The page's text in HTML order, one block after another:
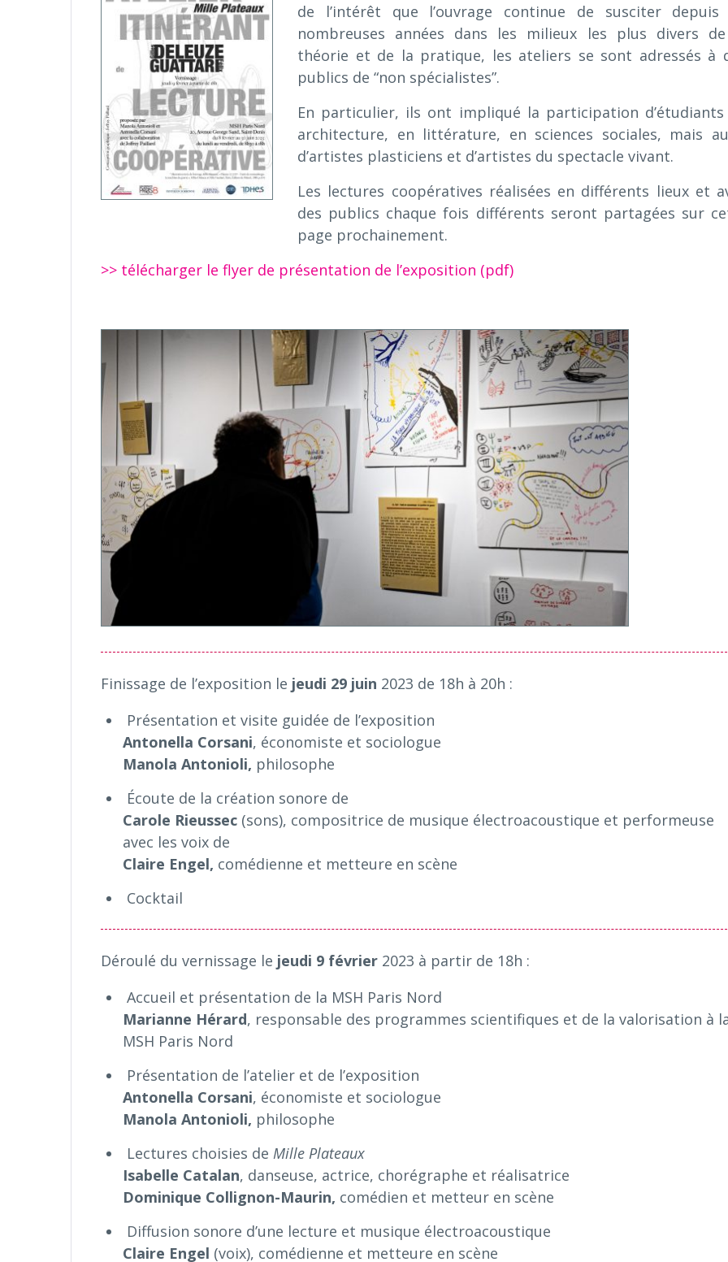
de l’intérêt que l’ouvrage continue de susciter depuis
nombreuses années dans les milieux les plus divers
théorie et de la pratique, les ateliers se sont adressés à
publics de “non spécialistes”.
En particulier, ils ont impliqué la participation d’étudiants
architecture, en littérature, en sciences sociales, mais
d’artistes plasticiens et d’artistes du spectacle vivant.
Les lectures coopératives réalisées en différents lieux et
des publics chaque fois différents seront partagées sur
page prochainement.
>> télécharger le flyer de présentation de l’exposition (pdf)
Finissage de l’exposition le jeudi 29 juin 2023 de 18h à 20h :
Présentation et visite guidée de l’exposition
Antonella Corsani, économiste et sociologue
Manola Antonioli, philosophe
Écoute de la création sonore de
Carole Rieussec (sons), compositrice de musique électroacoustique et performeuse
avec les voix de
Claire Engel, comédienne et metteure en scène
Cocktail
Déroulé du vernissage le jeudi 9 février 2023 à partir de 18h :
Accueil et présentation de la MSH Paris Nord
Marianne Hérard, responsable des programmes scientifiques et de la valorisation à
MSH Paris Nord
Présentation de l’atelier et de l’exposition
Antonella Corsani, économiste et sociologue
Manola Antonioli, philosophe
Lectures choisies de Mille Plateaux
Isabelle Catalan, danseuse, actrice, chorégraphe et réalisatrice
Dominique Collignon-Maurin, comédien et metteur en scène
Diffusion sonore d’une lecture et musique électroacoustique
Claire Engel (voix), comédienne et metteure en scène